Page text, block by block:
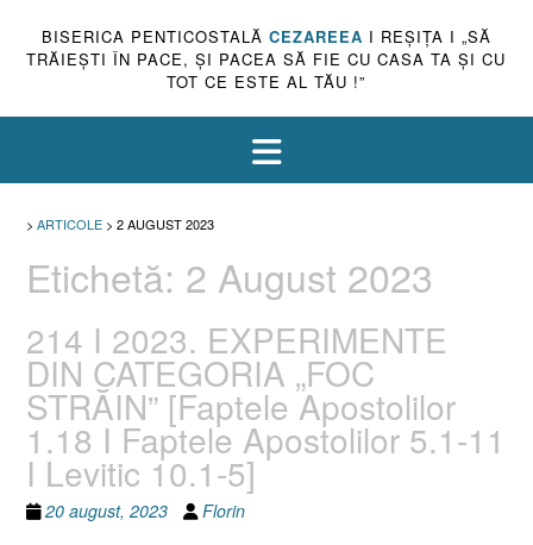
BISERICA PENTICOSTALĂ CEZAREEA I REŞIŢA I „SĂ
TRĂIEŞTI ÎN PACE, ŞI PACEA SĂ FIE CU CASA TA ŞI CU
TOT CE ESTE AL TĂU !”
> ARTICOLE > 2 AUGUST 2023
Etichetă: 2 August 2023
214 I 2023. EXPERIMENTE
DIN CATEGORIA „FOC
STRĂIN” [Faptele Apostolilor
1.18 I Faptele Apostolilor 5.1-11
I Levitic 10.1-5]
20 august, 2023 Florin